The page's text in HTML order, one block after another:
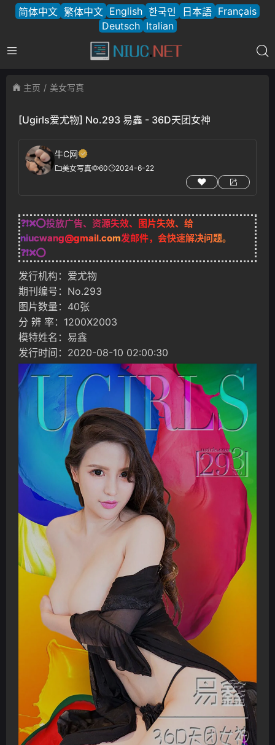
简体中文 繁体中文 English 한국인 日本語 Français
Deutsch Italian
主页 美女写真
[Ugirls爱尤物] No.293 易鑫 - 36D天团女神
牛C网
美女写真 60 2024-6-22
❓❗❌⭕投放广告、资源失效、图片失效、给
niucwang@gmail.com发邮件，会快速解决问题。
❓❗❌⭕
发行机构：爱尤物
期刊编号：No.293
图片数量：40张
分 辨 率：1200X2003
模特姓名：易鑫
发行时间：2020-08-10 02:00:30